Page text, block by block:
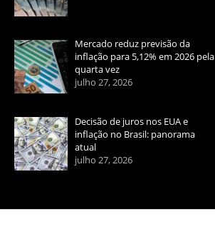
Mercado reduz previsão da
inflação para 5,12% em 2026 pela
quarta vez
julho 27, 2026
Decisão de juros nos EUA e
inflação no Brasil: panorama
atual
julho 27, 2026